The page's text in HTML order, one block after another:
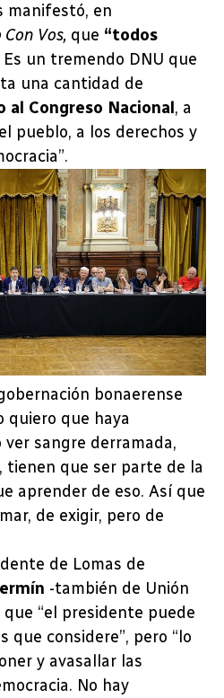
manifestó, en
Con Vos, que “todos
Es un tremendo DNU que
una cantidad de
al Congreso Nacional, a
pueblo, a los derechos y
bonaerense
quiero que haya
sangre derramada,
tienen que ser parte de la
aprender de eso. Así que
de exigir, pero de
de Lomas de
-también de Unión
“el presidente puede
que considere”, pero “lo
y avasallar las
No hay